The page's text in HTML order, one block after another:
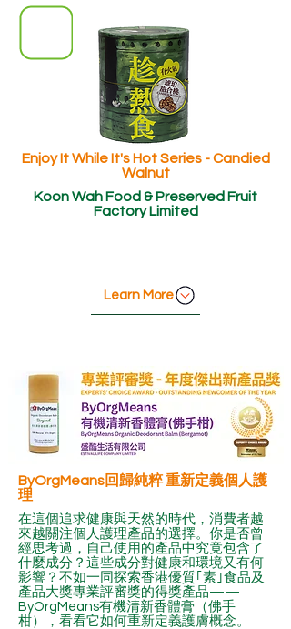
Enjoy It While It's Hot Series - Candied
Walnut
Koon Wah Food & Preserved Fruit
Factory Limited
Learn More
ByOrgMeans回歸純粹 重新定義個人護
理
在這個追求健康與天然的時代，消費者越
來越關注個人護理產品的選擇。你是否曾
經思考過，自己使用的產品中究竟包含了
什麼成分？這些成分對健康和環境又有何
影響？不如一同探索香港優質｢素｣食品及
產品大獎專業評審獎的得獎產品——
ByOrgMeans有機清新香體膏（佛手
柑），看看它如何重新定義護膚概念。